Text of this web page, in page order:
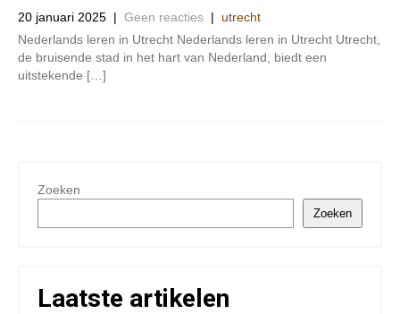
20 januari 2025 | Geen reacties | utrecht
Nederlands leren in Utrecht Nederlands leren in Utrecht Utrecht,
de bruisende stad in het hart van Nederland, biedt een
uitstekende […]
Zoeken
Zoeken
Laatste artikelen